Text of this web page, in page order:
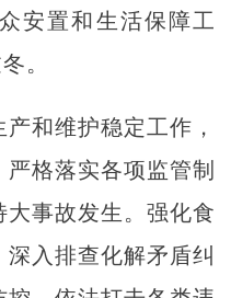
安置和生活保障工
。
和维护稳定工作，
格落实各项监管制
事故发生。强化食
入排查化解矛盾纠